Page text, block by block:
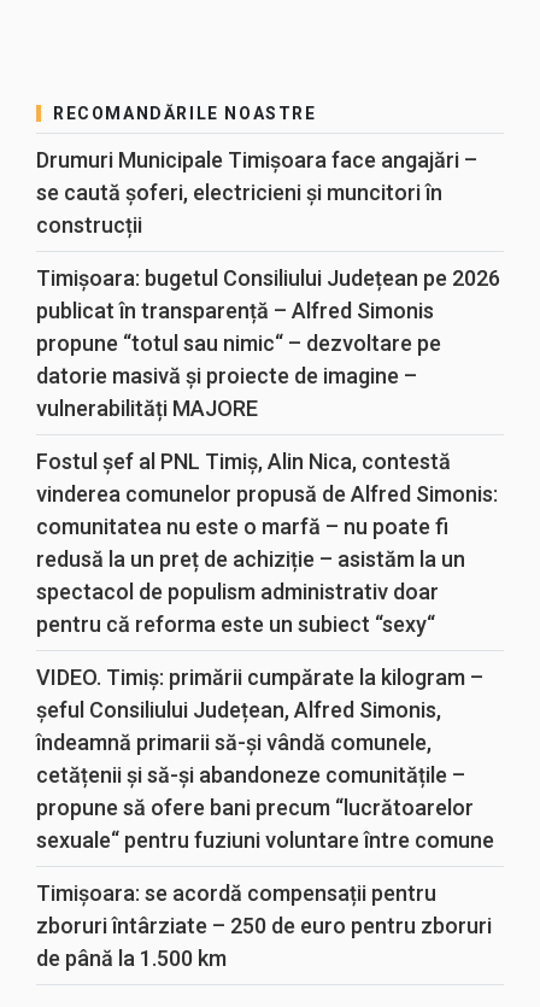
RECOMANDĂRILE NOASTRE
Drumuri Municipale Timișoara face angajări –
se caută șoferi, electricieni și muncitori în
construcții
Timișoara: bugetul Consiliului Județean pe 2026
publicat în transparență – Alfred Simonis
propune “totul sau nimic“ – dezvoltare pe
datorie masivă și proiecte de imagine –
vulnerabilități MAJORE
Fostul șef al PNL Timiș, Alin Nica, contestă
vinderea comunelor propusă de Alfred Simonis:
comunitatea nu este o marfă – nu poate fi
redusă la un preț de achiziție – asistăm la un
spectacol de populism administrativ doar
pentru că reforma este un subiect “sexy“
VIDEO. Timiș: primării cumpărate la kilogram –
șeful Consiliului Județean, Alfred Simonis,
îndeamnă primarii să-și vândă comunele,
cetățenii și să-și abandoneze comunitățile –
propune să ofere bani precum “lucrătoarelor
sexuale“ pentru fuziuni voluntare între comune
Timișoara: se acordă compensații pentru
zboruri întârziate – 250 de euro pentru zboruri
de până la 1.500 km